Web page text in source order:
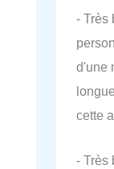
- Très
d'une
cette
- Très